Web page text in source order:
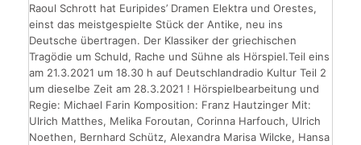
Raoul Schrott hat Euripides’ Dramen Elektra und Orestes,
einst das meistgespielte Stück der Antike, neu ins
Deutsche übertragen. Der Klassiker der griechischen
Tragödie um Schuld, Rache und Sühne als Hörspiel.Teil eins
am 21.3.2021 um 18.30 h auf Deutschlandradio Kultur Teil 2
um dieselbe Zeit am 28.3.2021 ! Hörspielbearbeitung und
Regie: Michael Farin Komposition: Franz Hautzinger Mit:
Ulrich Matthes, Melika Foroutan, Corinna Harfouch, Ulrich
Noethen, Bernhard Schütz, Alexandra Marisa Wilcke, Hansa